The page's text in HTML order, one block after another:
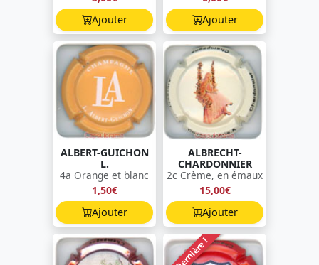
Ajouter
Ajouter
ALBERT-GUICHON
L.
4a Orange et blanc
1,50€
Ajouter
ALBRECHT-
CHARDONNIER
2c Crème, en émaux
15,00€
Ajouter
Dernière !